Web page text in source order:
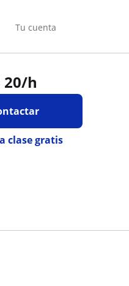
Tu cuenta
20/h
clase gratis